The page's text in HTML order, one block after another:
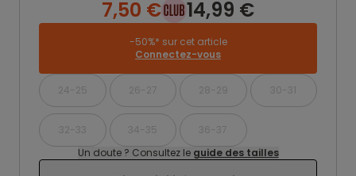
7,50 € 14,99 €
-50%* sur cet article
Connectez-vous
24-25 26-27 28-29 30-31
32-33 34-35
36-37
Un doute ? Consultez le guide des tailles